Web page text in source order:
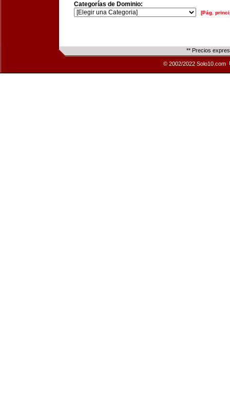
Categorías de Dominio:
[Pág.
** Precios
© 2002/2022 Solo10.com